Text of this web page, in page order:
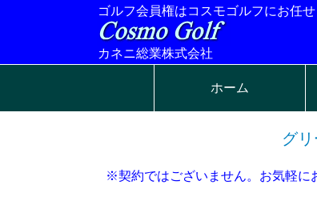
ゴルフ会員権はコスモゴルフにお任せ
カネニ総業株式会社
ホーム
グ
※契約ではございません。お気軽に